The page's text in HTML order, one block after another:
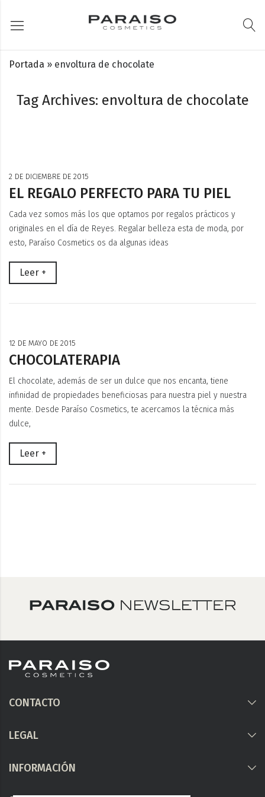
Tag Archives: envoltura de chocolate
Portada » envoltura de chocolate
2 DE DICIEMBRE DE 2015
EL REGALO PERFECTO PARA TU PIEL
Cada vez somos más los que optamos por regalos prácticos y
originales en el día de Reyes. Regalar belleza esta de moda, por
esto, Paraíso Cosmetics os da algunas ideas
Leer +
12 DE MAYO DE 2015
CHOCOLATERAPIA
El chocolate, además de ser un dulce que nos encanta, tiene
infinidad de propiedades beneficiosas para nuestra piel y nuestra
mente. Desde Paraíso Cosmetics, te acercamos la técnica más
dulce,
Leer +
CONTACTO
LEGAL
INFORMACIÓN